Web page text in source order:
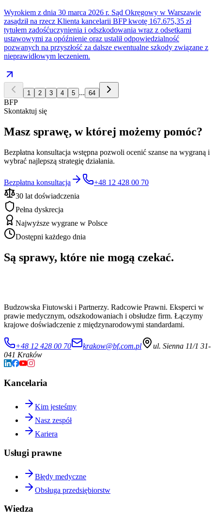
Wyrokiem z dnia 30 marca 2026 r. Sąd Okręgowy w Warszawie
zasądził na rzecz Klienta kancelarii BFP kwotę 167.675,35 zł
tytułem zadośćuczynienia i odszkodowania wraz z odsetkami
ustawowymi za opóźnienie oraz ustalił odpowiedzialność
pozwanych na przyszłość za dalsze ewentualne szkody związane z
nieprawidłowym leczeniem.
1 2 3 4 5 ... 64
BFP
Skontaktuj się
Masz sprawę, w której możemy pomóc?
Bezpłatna konsultacja wstępna pozwoli ocenić szanse na wygraną i
wybrać najlepszą strategię działania.
Bezpłatna konsultacja
+48 12 428 00 70
30 lat doświadczenia
Pełna dyskrecja
Najwyższe wygrane w Polsce
Dostępni każdego dnia
Są sprawy, które nie mogą czekać.
Budzowska Fiutowski i Partnerzy. Radcowie Prawni. Eksperci w
prawie medycznym, odszkodowaniach i obsłudze firm. Łączymy
krajowe doświadczenie z międzynarodowymi standardami.
+48 12 428 00 70 krakow@bf.com.pl
ul. Sienna 11/1 31-
041 Kraków
Kancelaria
Kim jesteśmy
Nasz zespół
Kariera
Usługi prawne
Błędy medyczne
Obsługa przedsiębiorstw
Wiedza